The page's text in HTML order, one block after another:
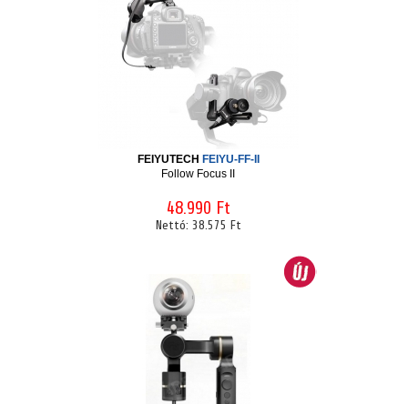
FEIYUTECH FEIYU-FF-II
Follow Focus II
48.990 Ft
Nettó: 38.575 Ft